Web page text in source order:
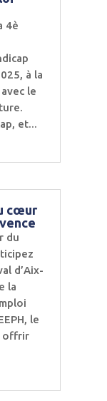
4è
à la
le
et...
cœur
du
d’Aix-
la
le
offrir